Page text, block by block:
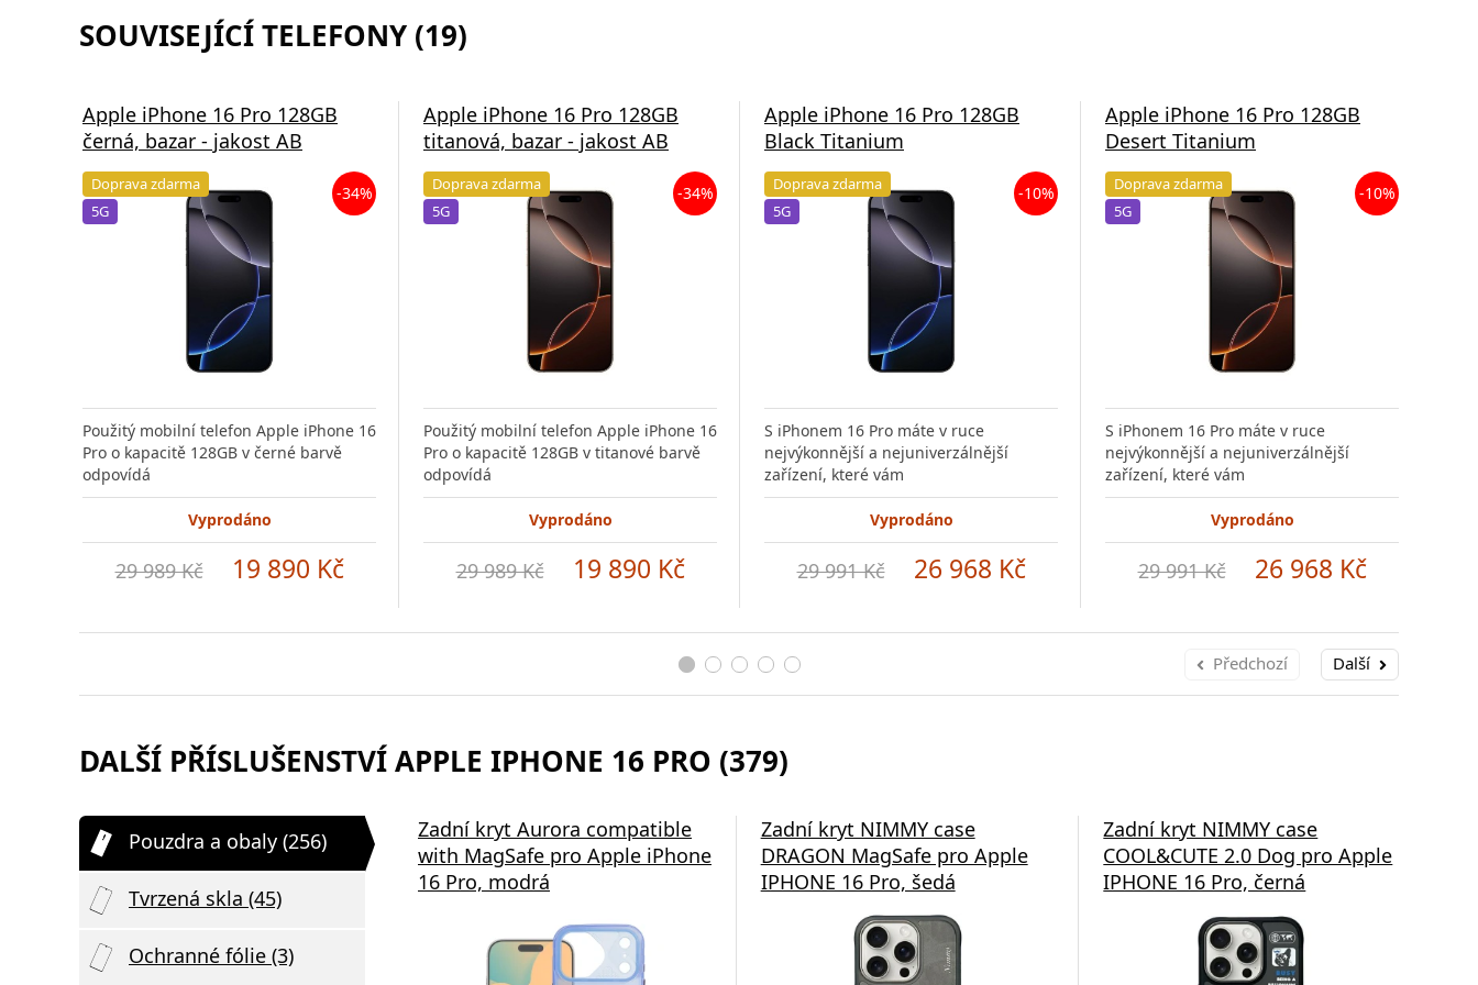
SOUVISEJÍCÍ TELEFONY (19)
Apple iPhone 16 Pro 128GB
černá, bazar - jakost AB
Doprava zdarma
5G
-34%
Použitý mobilní telefon Apple iPhone 16
Pro o kapacitě 128GB v černé barvě
odpovídá
Vyprodáno
29 989 Kč 19 890 Kč
Apple iPhone 16 Pro 128GB
titanová, bazar - jakost AB
Doprava zdarma
5G
-34%
Použitý mobilní telefon Apple iPhone 16
Pro o kapacitě 128GB v titanové barvě
odpovídá
Vyprodáno
29 989 Kč 19 890 Kč
Apple iPhone 16 Pro 128GB
Black Titanium
Doprava zdarma
5G
-10%
S iPhonem 16 Pro máte v ruce
nejvýkonnější a nejuniverzálnější
zařízení, které vám
Vyprodáno
29 991 Kč 26 968 Kč
Apple iPhone 16 Pro 128GB
Desert Titanium
Doprava zdarma
5G
-10%
S iPhonem 16 Pro máte v ruce
nejvýkonnější a nejuniverzálnější
zařízení, které vám
Vyprodáno
29 991 Kč 26 968 Kč
Předchozí Další
DALŠÍ PŘÍSLUŠENSTVÍ APPLE IPHONE 16 PRO (379)
Pouzdra a obaly (256)
Tvrzená skla (45)
Ochranné fólie (3)
Zadní kryt Aurora compatible
with MagSafe pro Apple iPhone
16 Pro, modrá
Zadní kryt NIMMY case
DRAGON MagSafe pro Apple
IPHONE 16 Pro, šedá
Zadní kryt NIMMY case
COOL&CUTE 2.0 Dog pro Apple
IPHONE 16 Pro, černá
Samsung EP-P2400BBE 15W
Podložka pro Bezdrátové
Nabíjení Black
Bezdrátová nabíječka Swissten
2v1 černá